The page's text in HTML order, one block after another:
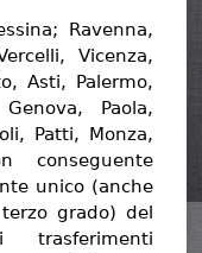
Ravenna,
Vicenza,
Asti, Palermo,
Paola,
Patti, Monza,
conseguente
unico (anche
grado) del